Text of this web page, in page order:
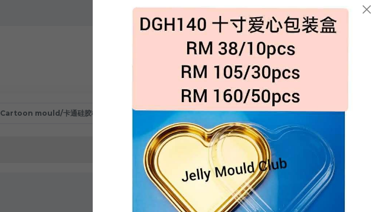
English
Login/Register as Member
Cartoon mould/卡通硅胶模具 (code C) 3D Mould/立体硅胶模具 （code S) 父亲节 FATHER'S DAY